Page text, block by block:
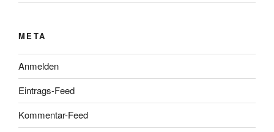
META
Anmelden
Eintrags-Feed
Kommentar-Feed